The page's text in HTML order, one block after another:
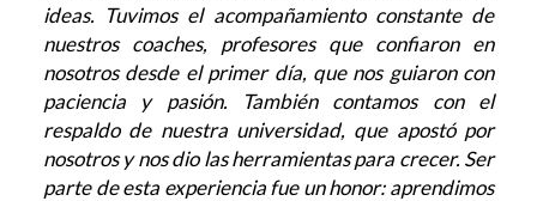
ideas. Tuvimos el acompañamiento constante de
nuestros coaches, profesores que confiaron en
nosotros desde el primer día, que nos guiaron con
paciencia y pasión. También contamos con el
respaldo de nuestra universidad, que apostó por
nosotros y nos dio las herramientas para crecer. Ser
parte de esta experiencia fue un honor: aprendimos